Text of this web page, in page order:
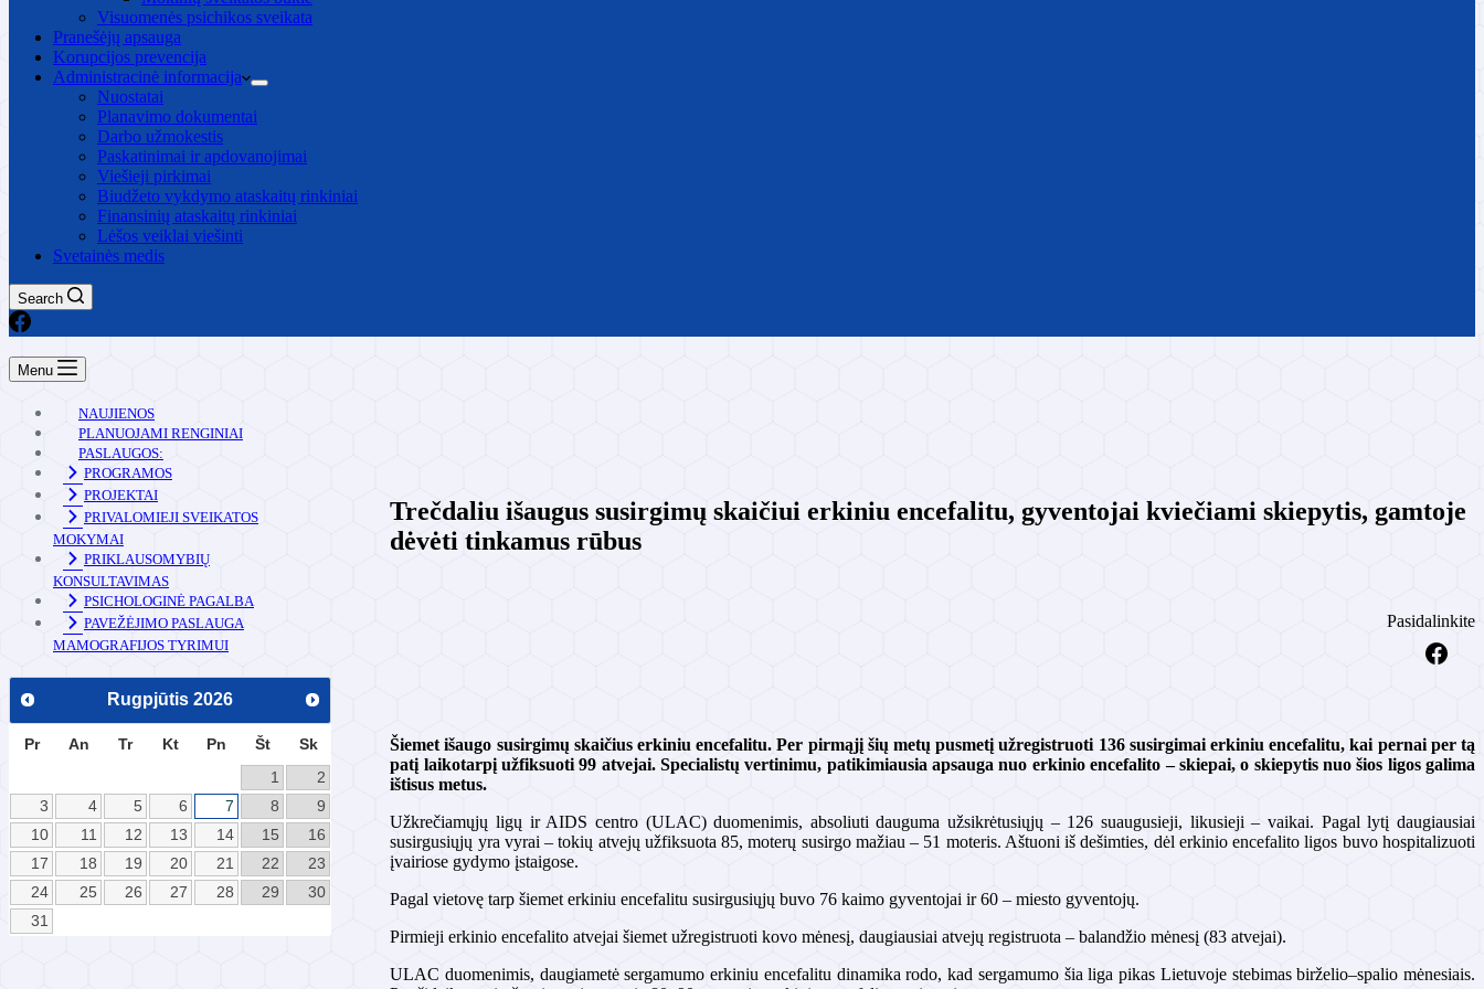
Visuomenės psichikos sveikata
Pranešėjų apsauga
Korupcijos prevencija
Administracinė informacija
Nuostatai
Planavimo dokumentai
Darbo užmokestis
Paskatinimai ir apdovanojimai
Viešieji pirkimai
Biudžeto vykdymo ataskaitų rinkiniai
Finansinių ataskaitų rinkiniai
Lėšos veiklai viešinti
Svetainės medis
Search
Menu
Trečdaliu išaugus susirgimų skaičiui erkiniu encefalitu, gyventojai kviečiami skiepytis, gamtoje
dėvėti tinkamus rūbus
Pasidalinkite
Šiemet išaugo susirgimų skaičius erkiniu encefalitu. Per pirmąjį šių metų pusmetį užregistruoti 136 susirgimai erkiniu encefalitu, kai pernai per tą
patį laikotarpį užfiksuoti 99 atvejai. Specialistų vertinimu, patikimiausia apsauga nuo erkinio encefalito – skiepai, o skiepytis nuo šios ligos galima
ištisus metus.
Užkrečiamųjų ligų ir AIDS centro (ULAC) duomenimis, absoliuti dauguma užsikrėtusiųjų – 126 suaugusieji, likusieji – vaikai. Pagal lytį daugiausiai
susirgusiųjų yra vyrai – tokių atvejų užfiksuota 85, moterų susirgo mažiau – 51 moteris. Aštuoni iš dešimties, dėl erkinio encefalito ligos buvo hospitalizuoti
įvairiose gydymo įstaigose.
Pagal vietovę tarp šiemet erkiniu encefalitu susirgusiųjų buvo 76 kaimo gyventojai ir 60 – miesto gyventojų.
Pirmieji erkinio encefalito atvejai šiemet užregistruoti kovo mėnesį, daugiausiai atvejų registruota – balandžio mėnesį (83 atvejai).
ULAC duomenimis, daugiametė sergamumo erkiniu encefalitu dinamika rodo, kad sergamumo šia liga pikas Lietuvoje stebimas birželio–spalio mėnesiais.
NAUJIENOS
PLANUOJAMI RENGINIAI
PASLAUGOS:
PROGRAMOS
PROJEKTAI
PRIVALOMIEJI SVEIKATOS
MOKYMAI
PRIKLAUSOMYBIŲ
KONSULTAVIMAS
PSICHOLOGINĖ PAGALBA
PAVEŽĖJIMO PASLAUGA
MAMOGRAFIJOS TYRIMUI
Rugpjūtis 2026
Pr An Tr Kt Pn Št
Sk
1
2
3
4 5 6 7 8
9
10
11 12 13 14 15
16
17
18 19 20 21 22
23
24
25 26 27 28 29
30
31